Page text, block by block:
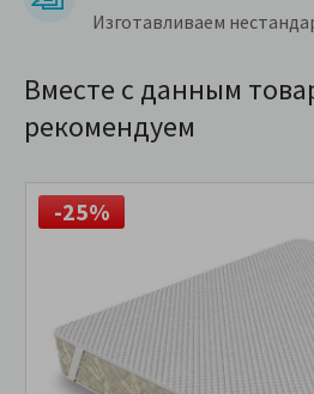
Изготавливаем
Вместе с данным
рекомендуем
-25%